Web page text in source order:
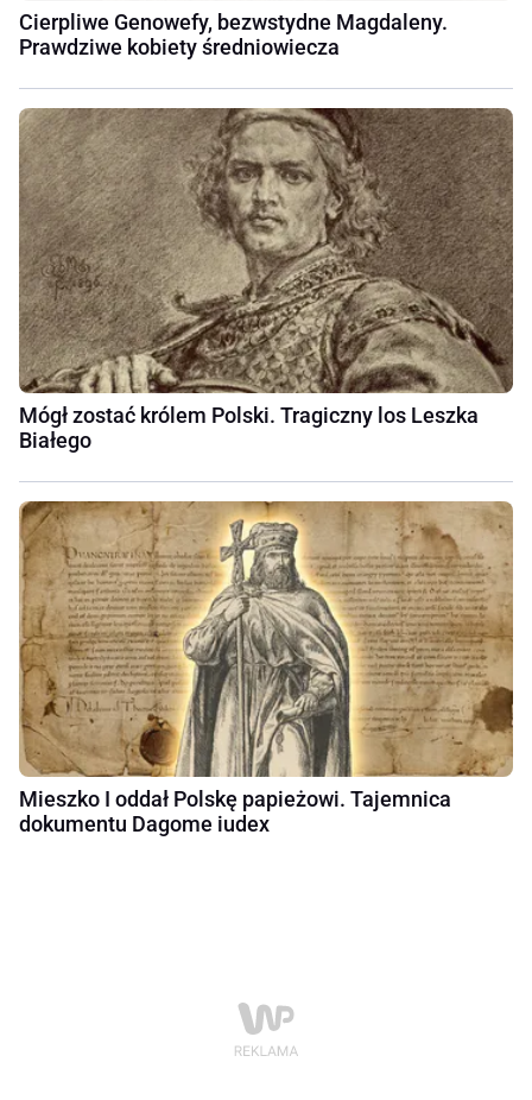
Cierpliwe Genowefy, bezwstydne Magdaleny.
Prawdziwe kobiety średniowiecza
Mógł zostać królem Polski. Tragiczny los Leszka
Białego
Mieszko I oddał Polskę papieżowi. Tajemnica
dokumentu Dagome iudex